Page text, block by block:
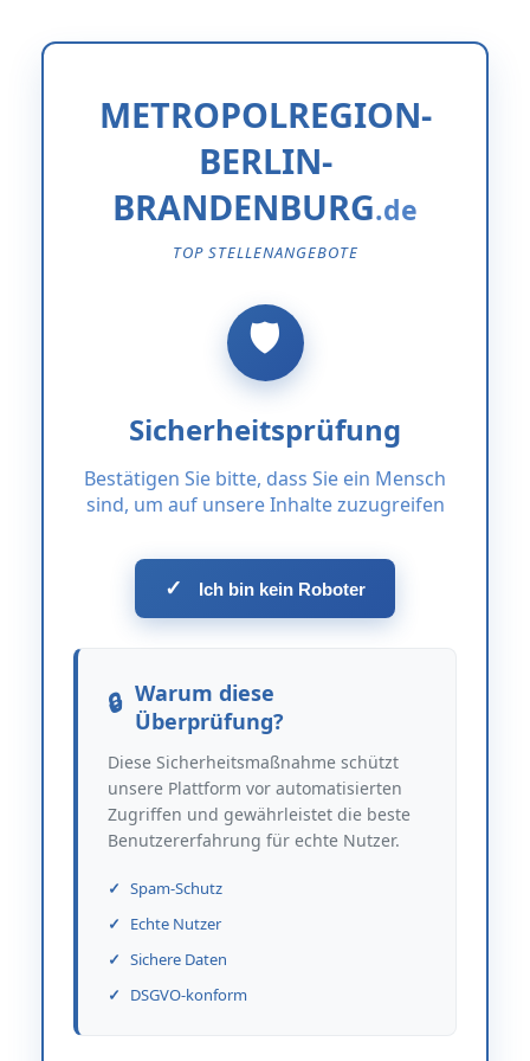
METROPOLREGION-
BERLIN-
BRANDENBURG
TOP STELLENANGEBOTE
Sicherheitsprüfung
Bestätigen Sie bitte, dass Sie ein Mensch
sind, um auf unsere Inhalte zuzugreifen
✓ Ich bin kein Roboter
Warum diese
Überprüfung?
Diese Sicherheitsmaßnahme schützt
unsere Plattform vor automatisierten
Zugriffen und gewährleistet die beste
Benutzererfahrung für echte Nutzer.
Spam-Schutz
Echte Nutzer
Sichere Daten
DSGVO-konform